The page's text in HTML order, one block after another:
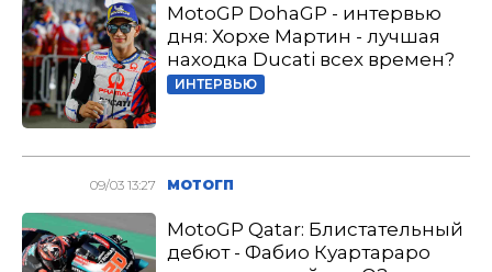
MotoGP DohaGP - интервью
дня: Хорхе Мартин - лучшая
находка Ducati всех времен?
ИНТЕРВЬЮ
09/03 13:27 МОТОГП
MotoGP Qatar: Блистательный
дебют - Фабио Куартараро